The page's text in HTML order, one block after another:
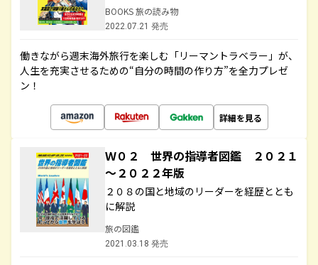
BOOKS 旅の読み物
2022.07.21 発売
働きながら週末海外旅行を楽しむ「リーマントラベラー」が、
人生を充実させるための“自分の時間の作り方”を全力プレゼ
ン！
詳細を見る
Ｗ０２ 世界の指導者図鑑 ２０２１
～２０２２年版
２０８の国と地域のリーダーを経歴ととも
に解説
旅の図鑑
2021.03.18 発売